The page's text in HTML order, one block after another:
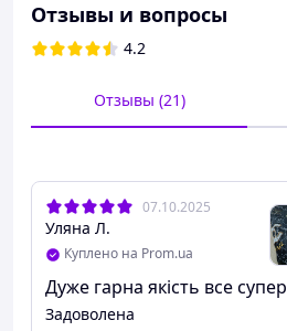
Отзывы и вопросы
4.2
Отзывы (21)
07.10.2025
Уляна Л.
Куплено на Prom.ua
Дуже гарна якість все супер
Задоволена